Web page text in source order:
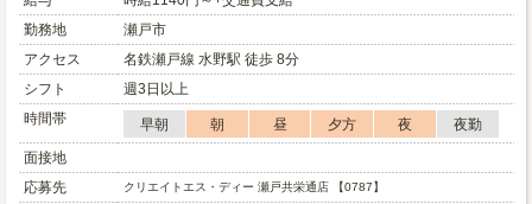
勤務地
瀬戸市
アクセス
名鉄瀬戸線 水野駅 徒歩 8分
シフト
週3日以上
時間帯
早朝 朝 昼 夕方 夜
夜勤
面接地
応募先
クリエイトエス・ディー 瀬戸共栄通店 【0787】